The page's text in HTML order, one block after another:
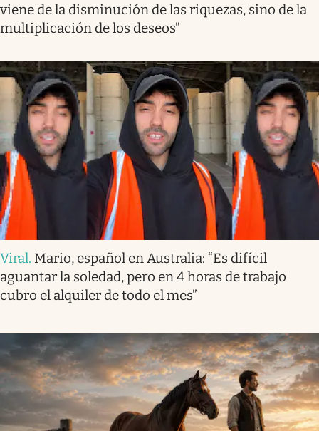
viene de la disminución de las riquezas, sino de la
multiplicación de los deseos”
Viral. Mario, español en Australia: “Es difícil
aguantar la soledad, pero en 4 horas de trabajo
cubro el alquiler de todo el mes”